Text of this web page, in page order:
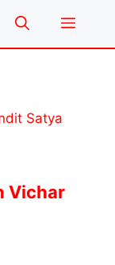
Menu
Satya
Vichar